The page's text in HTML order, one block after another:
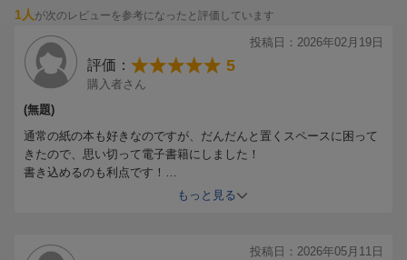
1人が次のレビューを参考になったと評価しています
投稿日：2026年02月19日
評価： 5
購入者さん
(無題)
通常の紙の本も好きなのですが、だんだんと置くスペースに困って
きたので、思い切って電子書籍にしました！
書き込めるのも利点です！
何よりもスマホから離れて、読書に集中できるのが個人的にとても
もっと見る
投稿日：2026年05月11日